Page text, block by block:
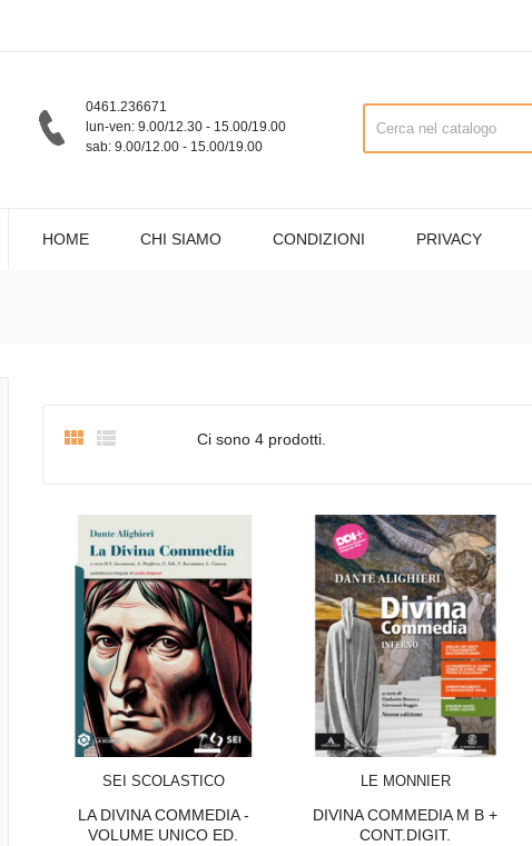
0461.236671
lun-ven: 9.00/12.30 - 15.00/19.00
sab: 9.00/12.00 - 15.00/19.00
HOME CHI SIAMO CONDIZIONI PRIVACY
  Ci sono 4 prodotti.
SEI SCOLASTICO
LA DIVINA COMMEDIA -
VOLUME UNICO ED.
LE MONNIER
DIVINA COMMEDIA M B +
CONT.DIGIT.